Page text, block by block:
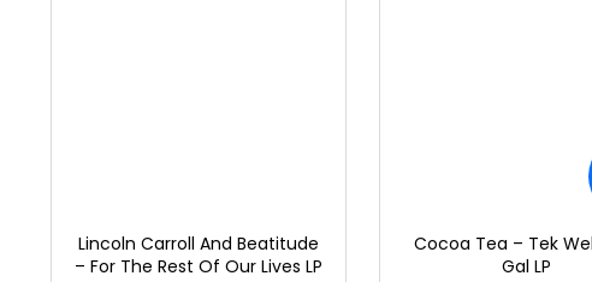
Lincoln Carroll And Beatitude
– For The Rest Of Our Lives LP
Cocoa Tea ‎– Tek
Gal LP